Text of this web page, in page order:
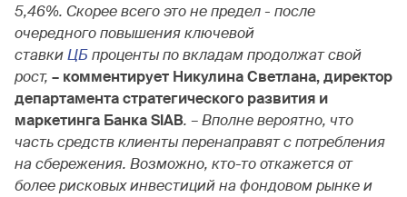
5,46%. Скорее всего это не предел - после
очередного повышения ключевой
ставкиЦБпроценты по вкладам продолжат свой
рост, – комментирует Никулина Светлана, директор
департамента стратегического развития и
маркетинга Банка SIAB. – Вполне вероятно, что
часть средств клиенты перенаправят с потребления
на сбережения. Возможно, кто-то откажется от
более рисковых инвестиций на фондовом рынке и